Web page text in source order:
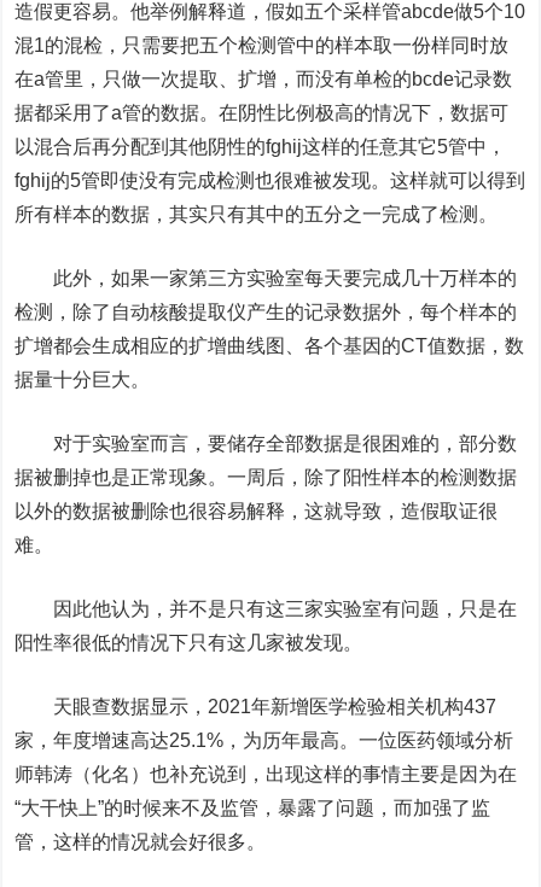
造假更容易。他举例解释道，假如五个采样管abcde做5个10
混1的混检，只需要把五个检测管中的样本取一份样同时放
在a管里，只做一次提取、扩增，而没有单检的bcde记录数
据都采用了a管的数据。在阴性比例极高的情况下，数据可
以混合后再分配到其他阴性的fghij这样的任意其它5管中，
fghij的5管即使没有完成检测也很难被发现。这样就可以得到
所有样本的数据，其实只有其中的五分之一完成了检测。
此外，如果一家第三方实验室每天要完成几十万样本的
检测，除了自动核酸提取仪产生的记录数据外，每个样本的
扩增都会生成相应的扩增曲线图、各个基因的CT值数据，数
据量十分巨大。
对于实验室而言，要储存全部数据是很困难的，部分数
据被删掉也是正常现象。一周后，除了阳性样本的检测数据
以外的数据被删除也很容易解释，这就导致，造假取证很
难。
因此他认为，并不是只有这三家实验室有问题，只是在
阳性率很低的情况下只有这几家被发现。
天眼查数据显示，2021年新增医学检验相关机构437
家，年度增速高达25.1%，为历年最高。一位医药领域分析
师韩涛（化名）也补充说到，出现这样的事情主要是因为在
“大干快上”的时候来不及监管，暴露了问题，而加强了监
管，这样的情况就会好很多。